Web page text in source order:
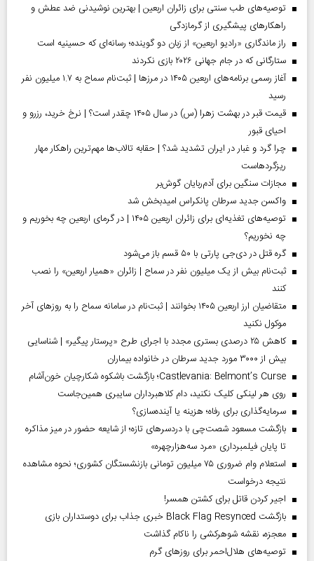
توصیه‌های طب سنتی برای زائران اربعین | بهترین نوشیدنی ضد عطش و
راهکارهای پیشگیری از گرمازدگی
راز ماندگاری «رادیو اربعین» از زبان دو گوینده؛ رسانه‌ای که حسینیه است
ستارگانی که در جام جهانی ۲۰۲۶ بازی نکردند
آغاز رسمی برنامه‌های اربعین ۱۴۰۵ در مرز‌ها | ثبت‌نام سماح به ۱.۷ میلیون نفر
رسید
قیمت قبر در بهشت زهرا (س) در سال ۱۴۰۵ چقدر است؟ | نرخ خرید، رزرو و
احیای قبور
چرا گرد و غبار در ایران تشدید شد؟ | حقابه تالاب‌ها مهم‌ترین راهکار مهار
ریزگردهاست
مجازات سنگین برای آدم‌ربایان گوش‌بر
واکسن جدید سرطان پانکراس امیدبخش شد
توصیه‌های تغذیه‌ای برای زائران اربعین ۱۴۰۵ | در گرمای اربعین چه بخوریم و
چه نخوریم؟
گره قتل در دی‌جی پارتی با ۵۰ قسم باز می‌شود
ثبت‌نام بیش از یک میلیون نفر در سماح | زائران «همیار اربعین» را نصب
کنند
متقاضیان ارز اربعین ۱۴۰۵ بخوانند | ثبت‌نام در سامانه سماح را به روز‌های آخر
موکول نکنید
کاهش ۲۵ درصدی بستری مجدد با اجرای طرح «پرستار پیگیر» | شناسایی
بیش از ۳۰۰۰ مورد جدید سرطان در خانواده بیماران
Castlevania: Belmont’s Curse؛ بازگشت باشکوه شکارچیان خون‌آشام
روی هر لینکی کلیک نکنید، دام کلاهبرداران سایبری همین‌جاست
سرمایه‌گذاری برای رفاه؛ هزینه یا آینده‌سازی؟
بازگشت مسعود شصت‌چی با دردسر‌های تازه؛ از شایعه حضور در میز مذاکره
تا پایان فیلمبرداری «مرد سه‌هزارچهره»
استعلام وام ضروری ۷۵ میلیون تومانی بازنشستگان کشوری؛ نحوه مشاهده
نتیجه درخواست
اجیر کردن قاتل برای کشتن همسر!
بازگشت Black Flag Resynced خبری جذاب برای دوستداران بازی
معجزه، نقشه شوهرکشی را ناکام گذاشت
توصیه‌های هلال‌احمر برای روز‌های گرم